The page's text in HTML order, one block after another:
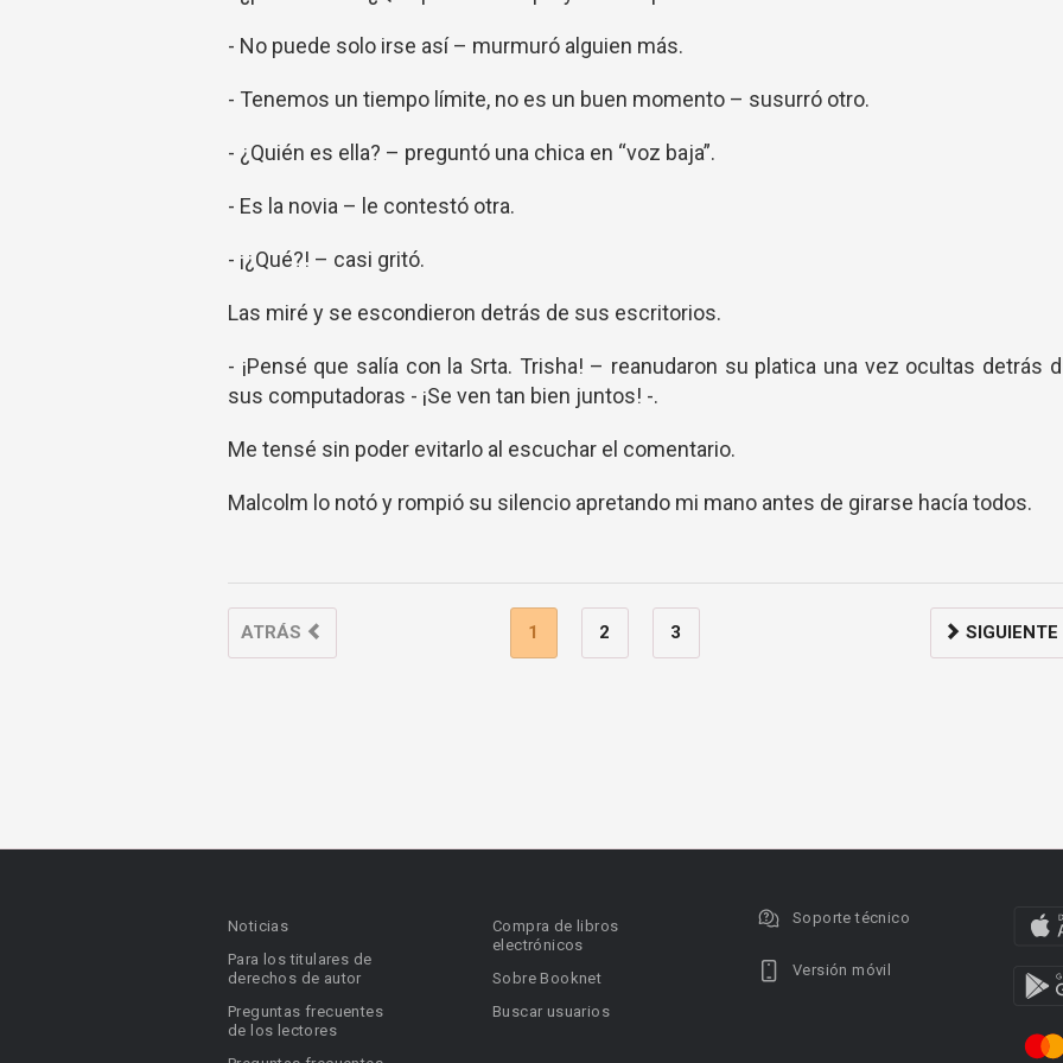
- No puede solo irse así – murmuró alguien más.
- Tenemos un tiempo límite, no es un buen momento – susurró otro.
- ¿Quién es ella? – preguntó una chica en “voz baja”.
- Es la novia – le contestó otra.
- ¡¿Qué?! – casi gritó.
Las miré y se escondieron detrás de sus escritorios.
- ¡Pensé que salía con la Srta. Trisha! – reanudaron su platica una vez ocultas detrás
sus computadoras - ¡Se ven tan bien juntos! -.
Me tensé sin poder evitarlo al escuchar el comentario.
Malcolm lo notó y rompió su silencio apretando mi mano antes de girarse hacía todos.
ATRÁS 1 2 3 SIGUIENTE
Noticias
Para los titulares de
derechos de autor
Preguntas frecuentes
de los lectores
Compra de libros
electrónicos
Sobre Booknet
Buscar usuarios
Soporte técnico
Versión móvil